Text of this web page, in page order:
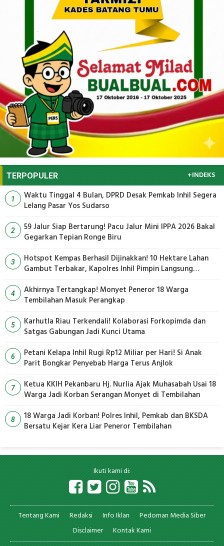
TERPOPULER +INDEKS
1
Waktu Tinggal 4 Bulan, DPRD Desak Pemkab Inhil Segera
Lelang Pasar Yos Sudarso
2
59 Jalur Siap Bertarung! Pacu Jalur Mini IPPA 2026 Bakal
Gegarkan Tepian Ronge Biru
3
Hotspot Kempas Berhasil Dijinakkan! 10 Hektare Lahan
Gambut Terbakar, Kapolres Inhil Pimpin Langsung
4
Akhirnya Tertangkap! Monyet Peneror 18 Warga
Tembilahan Masuk Perangkap
5
Karhutla Riau Terkendali! Kolaborasi Forkopimda dan
Satgas Gabungan Jadi Kunci Utama
6
Petani Kelapa Inhil Rugi Rp12 Miliar per Hari! Si Anak
Parit Bongkar Penyebab Harga Terus Anjlok
7
Ketua KKIH Pekanbaru Hj. Nurlia Ajak Muhasabah Usai 18
Warga Jadi Korban Serangan Monyet di Tembilahan
8
18 Warga Jadi Korban! Polres Inhil, Pemkab dan BKSDA
Bersatu Kejar Kera Liar Peneror Tembilahan
Ikuti kami di:
Tentang Kami Redaksi Info Iklan
Pedoman Media Siber
Disclaimer
Kontak Kami